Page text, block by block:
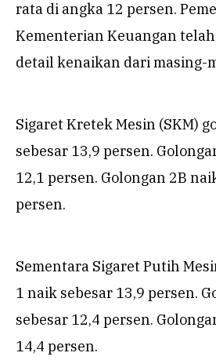
rata di angka 12 persen.
Kementerian Keuangan
detail kenaikan dari masing-
Sigaret Kretek Mesin (SKM)
sebesar 13,9 persen.
12,1 persen. Golongan 2B
persen.
Sementara Sigaret Putih
1 naik sebesar 13,9 persen.
sebesar 12,4 persen.
14,4 persen.